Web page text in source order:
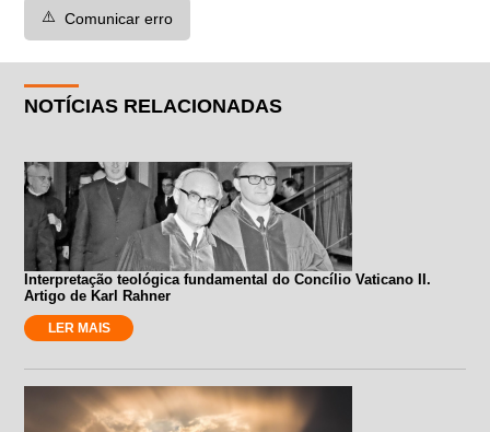
⚠️ Comunicar erro
NOTÍCIAS RELACIONADAS
Interpretação teológica fundamental do Concílio Vaticano II.
Artigo de Karl Rahner
LER MAIS